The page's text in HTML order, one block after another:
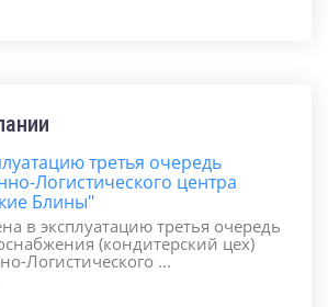
третья очередь
Логистического центра
Блины"
в эксплуатацию третья очередь
(кондитерский цех)
Логистического ...